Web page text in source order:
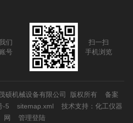
们
号
扫一扫
手机浏览
硕机械设备有限公司 版权所有 备案
-5
sitemap.xml 技术支持： 化工仪器
网
管理登陆